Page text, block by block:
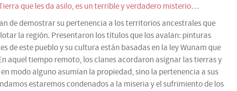
que les da asilo, es un terrible y verdadero misterio…
de demostrar su pertenencia a los territorios ancestrales que
la región. Presentaron los títulos que los avalan: pinturas
este pueblo y su cultura están basadas en la ley Wunam que
aquel tiempo remoto, los clanes acordaron asignar las tierras y
modo alguno asumían la propiedad, sino la pertenencia a sus
estaremos condenados a la miseria y el sufrimiento de los